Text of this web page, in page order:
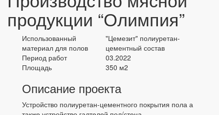
продукции “Олимпия”
Использованный
материал для полов
"Цемезит" полиуретан-
цементный состав
Период работ
03.2022
Площадь
350 м2
Описание проекта
Устройство полиуретан-цементного покрытия пола а